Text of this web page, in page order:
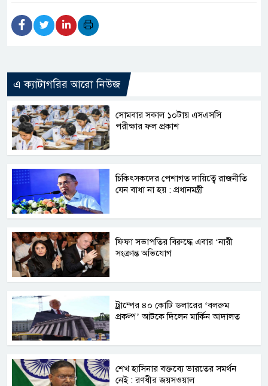
এ ক্যাটাগরির আরো নিউজ
সোমবার সকাল ১০টায় এসএসসি
পরীক্ষার ফল প্রকাশ
চিকিৎসকদের পেশাগত দায়িত্বে রাজনীতি
যেন বাধা না হয় : প্রধানমন্ত্রী
ফিফা সভাপতির বিরুদ্ধে এবার ‘নারী
সংক্রান্ত অভিযোগ
ট্রাম্পের ৪০ কোটি ডলারের ‘বলরুম
প্রকল্প’ আটকে দিলেন মার্কিন আদালত
শেখ হাসিনার বক্তব্যে ভারতের সমর্থন
নেই : রণধীর জয়সওয়াল